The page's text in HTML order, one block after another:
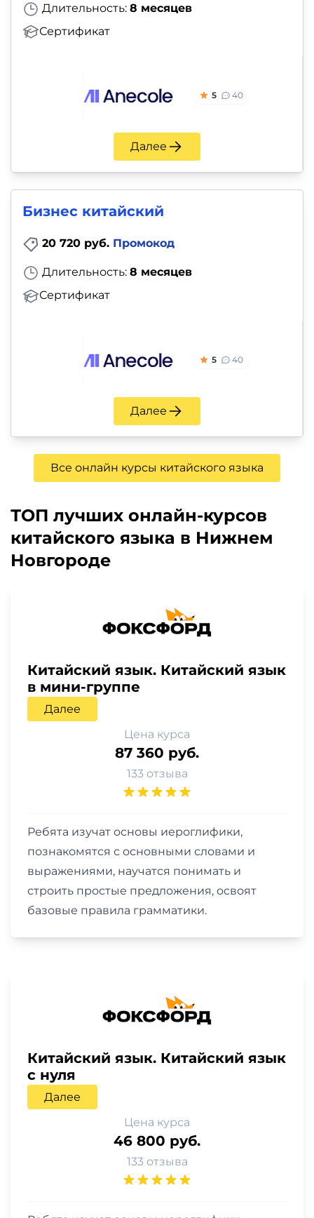
Длительность: 8 месяцев
Сертификат
5 40
Далее
Бизнес китайский
20 720 руб. Промокод
Длительность: 8 месяцев
Сертификат
5 40
Далее
Все онлайн курсы китайского языка
ТОП лучших онлайн-курсов
китайского языка в Нижнем
Новгороде
Китайский язык. Китайский язык
в мини-группе
Далее
Цена курса
87 360 руб.
133 отзыва
Ребята изучат основы иероглифики,
познакомятся с основными словами и
выражениями, научатся понимать и
строить простые предложения, освоят
базовые правила грамматики.
Китайский язык. Китайский язык
с нуля
Далее
Цена курса
46 800 руб.
133 отзыва